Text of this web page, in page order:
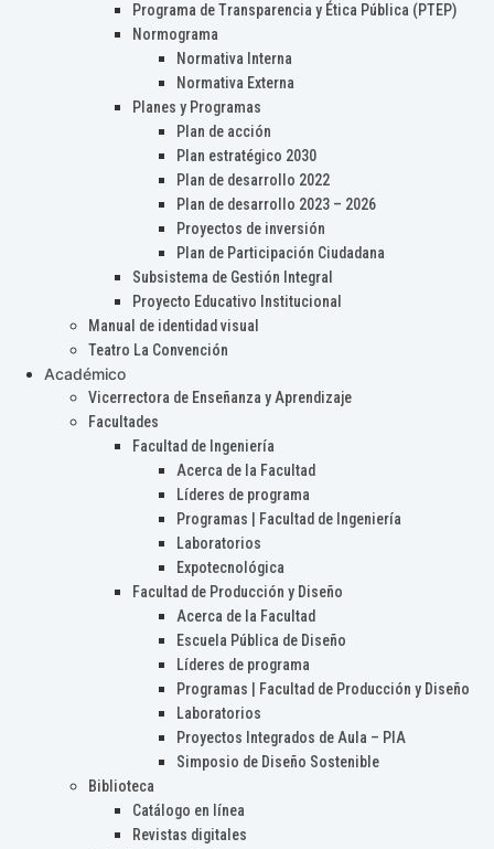
Programa de Transparencia y Ética Pública (PTEP)
Normograma
Normativa Interna
Normativa Externa
Planes y Programas
Plan de acción
Plan estratégico 2030
Plan de desarrollo 2022
Plan de desarrollo 2023 – 2026
Proyectos de inversión
Plan de Participación Ciudadana
Subsistema de Gestión Integral
Proyecto Educativo Institucional
Manual de identidad visual
Teatro La Convención
Académico
Vicerrectora de Enseñanza y Aprendizaje
Facultades
Facultad de Ingeniería
Acerca de la Facultad
Líderes de programa
Programas | Facultad de Ingeniería
Laboratorios
Expotecnológica
Facultad de Producción y Diseño
Acerca de la Facultad
Escuela Pública de Diseño
Líderes de programa
Programas | Facultad de Producción y Diseño
Laboratorios
Proyectos Integrados de Aula – PIA
Simposio de Diseño Sostenible
Biblioteca
Catálogo en línea
Revistas digitales